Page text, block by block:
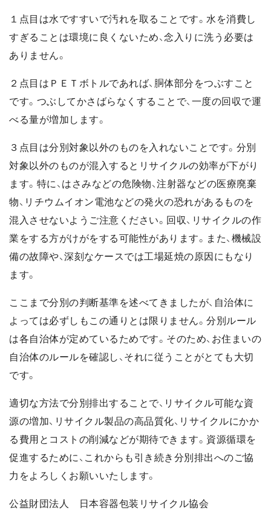
１点目は水ですすいで汚れを取ることです。水を消費し
すぎることは環境に良くないため、念入りに洗う必要は
ありません。
２点目はＰＥＴボトルであれば、胴体部分をつぶすこと
です。つぶしてかさばらなくすることで、一度の回収で運
べる量が増加します。
３点目は分別対象以外のものを入れないことです。分別
対象以外のものが混入するとリサイクルの効率が下がり
ます。特に、はさみなどの危険物、注射器などの医療廃棄
物、リチウムイオン電池などの発火の恐れがあるものを
混入させないようご注意ください。回収、リサイクルの作
業をする方がけがをする可能性があります。また、機械設
備の故障や、深刻なケースでは工場延焼の原因にもなり
ます。
ここまで分別の判断基準を述べてきましたが、自治体に
よっては必ずしもこの通りとは限りません。分別ルール
は各自治体が定めているためです。そのため、お住まいの
自治体のルールを確認し、それに従うことがとても大切
です。
適切な方法で分別排出することで、リサイクル可能な資
源の増加、リサイクル製品の高品質化、リサイクルにかか
る費用とコストの削減などが期待できます。資源循環を
促進するために、これからも引き続き分別排出へのご協
力をよろしくお願いいたします。
公益財団法人 日本容器包装リサイクル協会